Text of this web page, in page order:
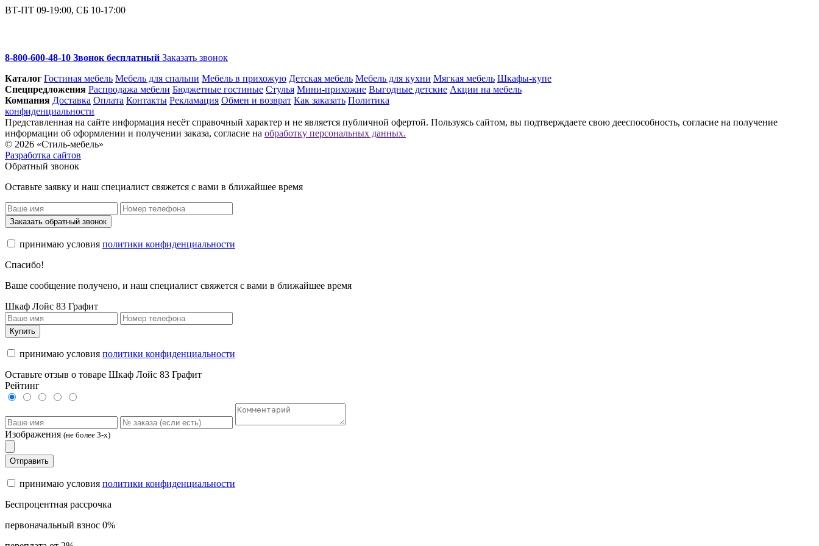
ВТ-ПТ 09-19:00, СБ 10-17:00
8-800-600-48-10 Звонок бесплатный Заказать звонок
Каталог Гостиная мебель Мебель для спальни Мебель в прихожую Детская мебель Мебель для кухни Мягкая мебель Шкафы-купе
Спец­предложения Распродажа мебели Бюджетные гостиные Стулья Мини-прихожие Выгодные детские Акции на мебель
Компания Доставка Оплата Контакты Рекламация Обмен и возврат Как заказать Политика
конфиденциальности
Представленная на сайте информация несёт справочный характер и не является публичной офертой. Пользуясь сайтом, вы подтверждаете свою дееспособность, согласие на получение
информации об оформлении и получении заказа, согласие на обработку персональных данных.
© 2026 «Стиль-мебель»
Разработка сайтов
Обратный звонок
Оставьте заявку и наш специалист свяжется с вами в ближайшее время
Заказать обратный звонок
принимаю условия политики конфиденциальности
Спасибо!
Ваше сообщение получено, и наш специалист свяжется с вами в ближайшее время
Шкаф Лойс 83 Графит
Купить
принимаю условия политики конфиденциальности
Оставьте отзыв о товаре Шкаф Лойс 83 Графит
Рейтинг
Изображения (не более 3-х)
Отправить
принимаю условия политики конфиденциальности
Беспроцентная рассрочка
первоначальный взнос 0%